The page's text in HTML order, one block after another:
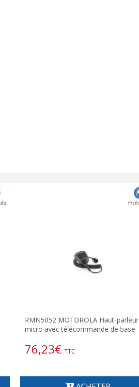
RMN5052 MOTOROLA Haut-parleur
micro avec télécommande de base
76,23€ TTC